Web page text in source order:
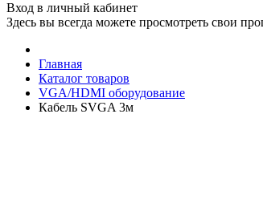
Вход в личный кабинет
Здесь вы всегда можете просмотреть свои
Главная
Каталог товаров
VGA/HDMI оборудование
Кабель SVGA 3м